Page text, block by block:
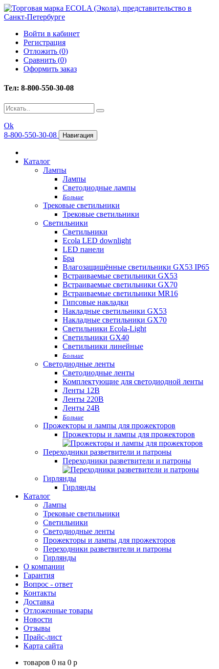
Войти в кабинет
Регистрация
Отложить (0)
Сравнить (0)
Оформить заказ
Тел: 8-800-550-30-08
Ok
8-800-550-30-08
Навигация
Каталог
Лампы
Лампы
Светодиодные лампы
Больше
Трековые светильники
Трековые светильники
Светильники
Светильники
Ecola LED downlight
LED панели
Бра
Влагозащищённые светильники GX53 IP65
Встраиваемые светильники GX53
Встраиваемые светильники GX70
Встраиваемые светильники MR16
Гипсовые накладки
Накладные светильники GX53
Накладные светильники GX70
Светильники Ecola-Light
Светильники GX40
Светильники линейные
Больше
Светодиодные ленты
Светодиодные ленты
Комплектующие для светодиодной ленты
Ленты 12В
Ленты 220В
Ленты 24В
Больше
Прожекторы и лампы для прожекторов
Прожекторы и лампы для прожекторов
Переходники разветвители и патроны
Переходники разветвители и патроны
Гирлянды
Гирлянды
Каталог
Лампы
Трековые светильники
Светильники
Светодиодные ленты
Прожекторы и лампы для прожекторов
Переходники разветвители и патроны
Гирлянды
О компании
Гарантия
Вопрос - ответ
Контакты
Доставка
Отложенные товары
Новости
Отзывы
Прайс-лист
Карта сайта
товаров 0 на 0 p